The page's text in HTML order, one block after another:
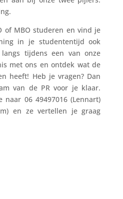
of MBO studeren en vind je
in je studententijd ook
tijdens een van onze
met ons en ontdek wat de
heeft! Heb je vragen? Dan
van de PR voor je klaar.
06 49497016 (Lennart)
en ze vertellen je graag